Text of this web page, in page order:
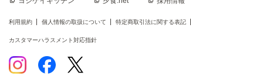
利用規約 個人情報の取扱について 特定商取引法に関する表記
カスタマーハラスメント対応指針